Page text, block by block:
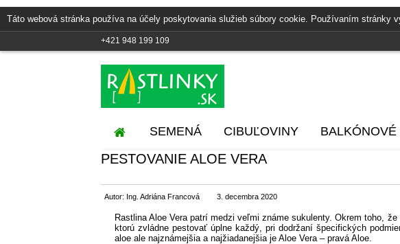
Táto webová stránka používa na účely poskytovania služieb súbory cookie. Používaním stránky
+421 948 199 109
SEMENÁ CIBUĽOVINY BALKÓNOVÉ
PESTOVANIE ALOE VERA
Autor: Ing. Adriána Francová 3. decembra 2020
Rastlina Aloe Vera patrí medzi veľmi známe sukulenty. Okrem toho,
ktorú zvládne pestovať úplne každý, pri dodržaní špecifických
aloe ale najznámejšia a najžiadanejšia je Aloe Vera – pravá Aloe.